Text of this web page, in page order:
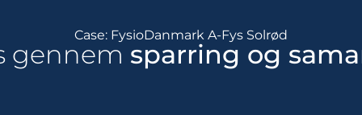
Case: FysioDanmark A-Fys Solrød
gennem sparring og